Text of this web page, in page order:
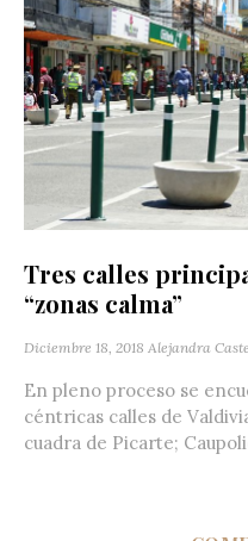
Tres calles
“zonas calma”
Diciembre 18, 2018 Alejandra
En pleno proceso se
céntricas calles de
cuadra de Picarte;